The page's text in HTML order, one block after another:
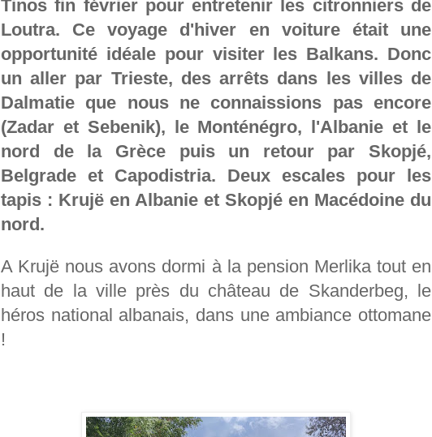
Tinos fin février pour entretenir les citronniers de
Loutra. Ce voyage d'hiver en voiture était une
opportunité idéale pour visiter les Balkans. Donc
un aller par Trieste, des arrêts dans les villes de
Dalmatie que nous ne connaissions pas encore
(Zadar et Sebenik), le Monténégro, l'Albanie et le
nord de la Grèce puis un retour par Skopjé,
Belgrade et Capodistria. Deux escales pour les
tapis : Krujë en Albanie et Skopjé en Macédoine du
nord.
A Krujë nous avons dormi à la pension Merlika tout en
haut de la ville près du château de Skanderbeg, le
héros national albanais, dans une ambiance ottomane
!